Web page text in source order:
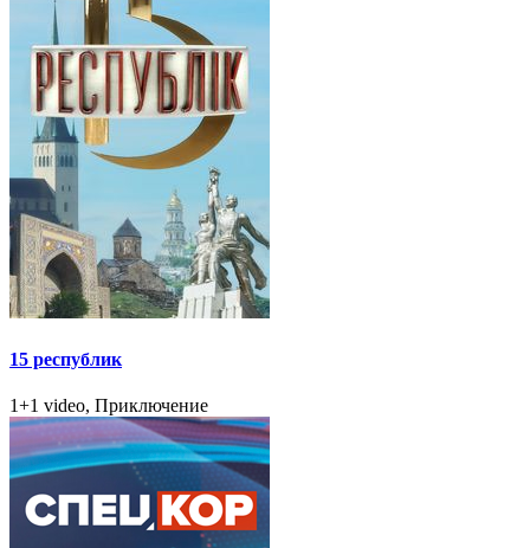
15 республик
1+1 video, Приключение